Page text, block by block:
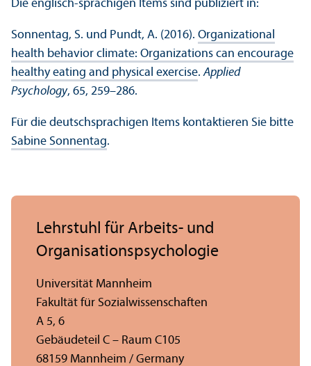
Die englisch-sprach­igen Items sind publiziert in:
Sonnentag, S. und Pundt, A. (2016). Organizational
health behavior climate: Organizations can encourage
healthy eating and physical exercise.Applied
Psychology, 65, 259–286.
Für die deutschsprach­igen Items kontaktieren Sie bitte
Sabine Sonnentag.
Lehr­stuhl für Arbeits- und
Organisations­psychologie
Universität Mannheim
Fakultät für Sozial­wissenschaften
A 5, 6
Gebäudeteil C – Raum C105
68159 Mannheim / Germany